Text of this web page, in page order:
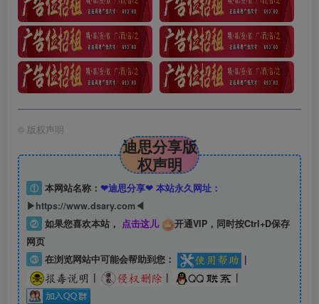
© 版权声明
迪思分享版
权声明
① 本网站名称： ❤迪思分享❤ 本站永久网址：
▶https://www.dsary.com◀
② 如果您喜欢本站， 点击这儿
开通VIP，同时按Ctrl+D保存
网页
③ 在浏览网站中可能会帮助到您：
|
|
| |